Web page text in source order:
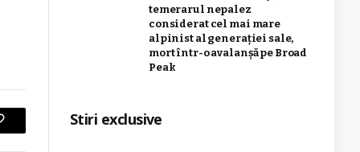
temerarul nepalez
considerat cel mai mare
alpinist al generației sale,
mort într-o avalanșă pe Broad
Peak
Stiri exclusive